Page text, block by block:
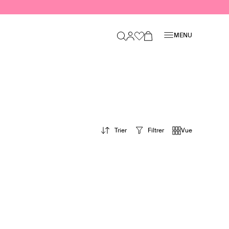
MENU
Filtrer Vue
Trier